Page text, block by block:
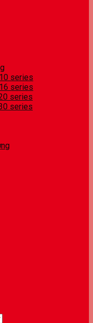
series
series
series
series